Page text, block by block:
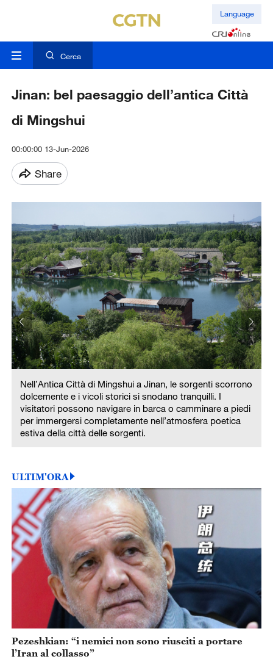
Language
Cerca
Jinan: bel paesaggio dell’antica Città
di Mingshui
00:00:00 13-Jun-2026
Share
Nell’Antica Città di Mingshui a Jinan, le sorgenti scorrono
dolcemente e i vicoli storici si snodano tranquilli. I
visitatori possono navigare in barca o camminare a piedi
per immergersi completamente nell’atmosfera poetica
estiva della città delle sorgenti.
ULTIM'ORA
Pezeshkian: “i nemici non sono riusciti a portare
l’Iran al collasso”